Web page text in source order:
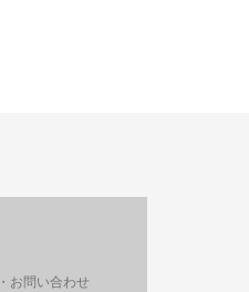
お問い合わせ